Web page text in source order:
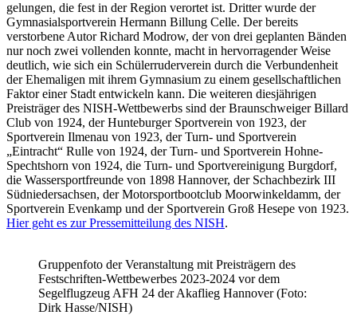
gelungen, die fest in der Region verortet ist. Dritter wurde der
Gymnasialsportverein Hermann Billung Celle. Der bereits
verstorbene Autor Richard Modrow, der von drei geplanten Bänden
nur noch zwei vollenden konnte, macht in hervorragender Weise
deutlich, wie sich ein Schülerruderverein durch die Verbundenheit
der Ehemaligen mit ihrem Gymnasium zu einem gesellschaftlichen
Faktor einer Stadt entwickeln kann. Die weiteren diesjährigen
Preisträger des NISH-Wettbewerbs sind der Braunschweiger Billard
Club von 1924, der Hunteburger Sportverein von 1923, der
Sportverein Ilmenau von 1923, der Turn- und Sportverein
„Eintracht“ Rulle von 1924, der Turn- und Sportverein Hohne-
Spechtshorn von 1924, die Turn- und Sportvereinigung Burgdorf,
die Wassersportfreunde von 1898 Hannover, der Schachbezirk III
Südniedersachsen, der Motorsportbootclub Moorwinkeldamm, der
Sportverein Evenkamp und der Sportverein Groß Hesepe von 1923.
Hier geht es zur Pressemitteilung des NISH.
Gruppenfoto der Veranstaltung mit Preisträgern des
Festschriften-Wettbewerbes 2023-2024 vor dem
Segelflugzeug AFH 24 der Akaflieg Hannover (Foto:
Dirk Hasse/NISH)